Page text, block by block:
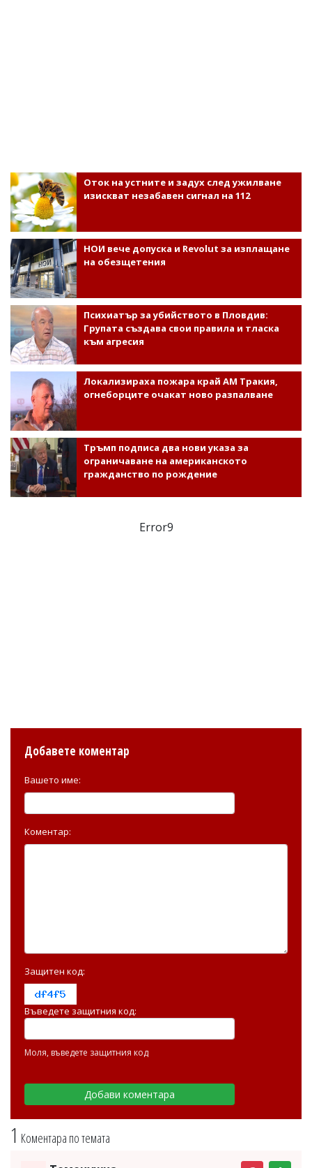
Оток на устните и задух след ужилване
изискват незабавен сигнал на 112
НОИ вече допуска и Revolut за изплащане
на обезщетения
Психиатър за убийството в Пловдив:
Групата създава свои правила и тласка
към агресия
Локализираха пожара край АМ Тракия,
огнеборците очакат ново разпалване
Тръмп подписа два нови указа за
ограничаване на американското
гражданство по рождение
Error9
1 Коментара по темата
Добавете коментар
Вашето име:
Коментар:
Защитен код:
Въведете защитния код:
Моля, въведете защитния код